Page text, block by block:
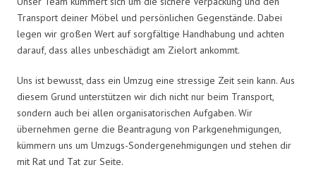
Transport deiner Möbel und persönlichen Gegenstände. Dabei
legen wir großen Wert auf sorgfältige Handhabung und achten
darauf, dass alles unbeschädigt am Zielort ankommt.
Uns ist bewusst, dass ein Umzug eine stressige Zeit sein kann. Aus
diesem Grund unterstützen wir dich nicht nur beim Transport,
sondern auch bei allen organisatorischen Aufgaben. Wir
übernehmen gerne die Beantragung von Parkgenehmigungen,
kümmern uns um Umzugs-Sondergenehmigungen und stehen dir
mit Rat und Tat zur Seite.